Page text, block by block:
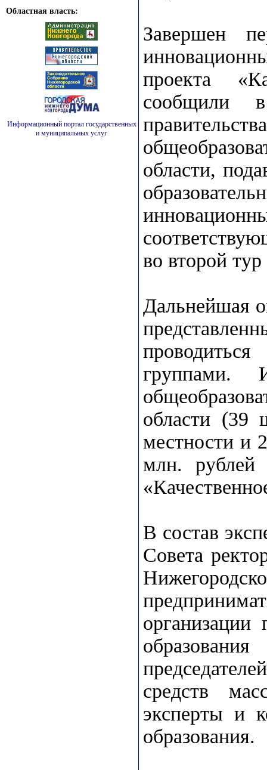
Областная власть:
Информационный портал государственных
и муниципальных услуг
Завершен
проекта
сообщили
области,
во второй
Дальнейшая
группами.
области (39
местности и
млн. рублей
В состав
Совета
организации
средств
эксперты и
образования.